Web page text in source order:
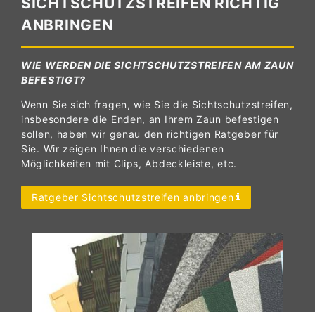
ANBRINGEN
WIE WERDEN DIE SICHTSCHUTZSTREIFEN AM ZAUN
BEFESTIGT?
Wenn Sie sich fragen, wie Sie die Sichtschutzstreifen,
insbesondere die Enden, an Ihrem Zaun befestigen
sollen, haben wir genau den richtigen Ratgeber für
Sie. Wir zeigen Ihnen die verschiedenen
Möglichkeiten mit Clips, Abdeckleiste, etc.
Ratgeber Sichtschutzstreifen anbringen